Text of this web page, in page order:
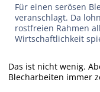
Für einen serösen
veranschlagt. Da
rostfreien Rahmen
Wirtschaftlichkeit
Das ist nicht wenig.
Blecharbeiten immer